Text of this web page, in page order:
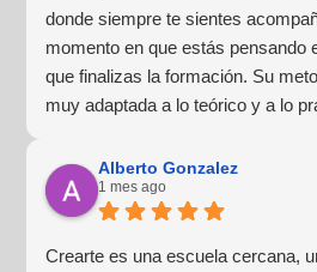
donde siempre te sientes
momento en que estás pensando
que finalizas la formación. Su
muy adaptada a lo teórico y a lo
¡Para mí fue una excelente
Alberto Gonzalez
1 mes ago
Crearte es una escuela cercana,